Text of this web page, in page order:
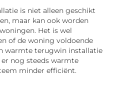
is niet alleen geschikt
maar kan ook worden
Het is wel
of de woning voldoende
warmte terugwin installatie
nog steeds warmte
minder efficiënt.